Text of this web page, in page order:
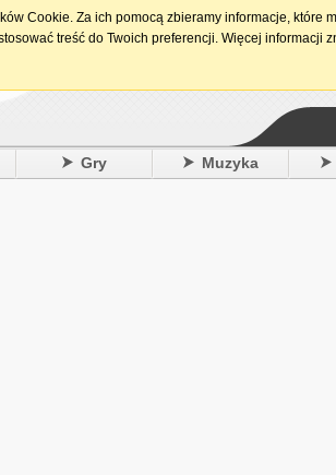
15.
Gry Muzyka
Cookie. Za ich pomocą zbieramy informacje, które
treść do Twoich preferencji. Więcej informacji